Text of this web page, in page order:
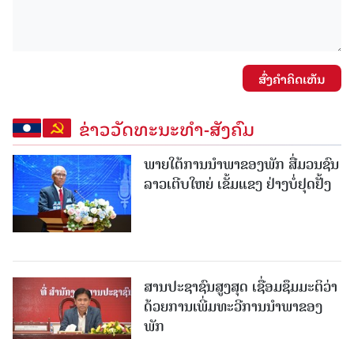
ສົ່ງຄໍາຄິດເຫັນ
ຂ່າວວັດທະນະທຳ-ສັງຄົມ
ພາຍໃຕ້ການນໍາພາຂອງພັກ ສື່ມວນຊົນ
ລາວເຕີບໃຫຍ່ ເຂັ້ມແຂງ ຢ່າງບໍ່ຢຸດຢັ້ງ
ສານປະຊາຊົນສູງສຸດ ເຊື່ອມຊຶມມະຕິວ່າ
ດ້ວຍການເພີ່ມທະວີການນຳພາຂອງ
ພັກ